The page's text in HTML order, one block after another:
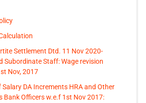
Settlement Dtd. 11 Nov 2020-
Subordinate Staff: Wage revision
Nov, 2017
Salary DA Increments HRA and Other
Bank Officers w.e.f 1st Nov 2017: